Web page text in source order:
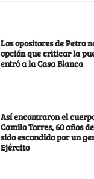
Los opositores de Petro
opción que criticar la
entró a la Casa Blanca
Así encontraron el
Camilo Torres, 60 años
sido escondido por un
Ejército